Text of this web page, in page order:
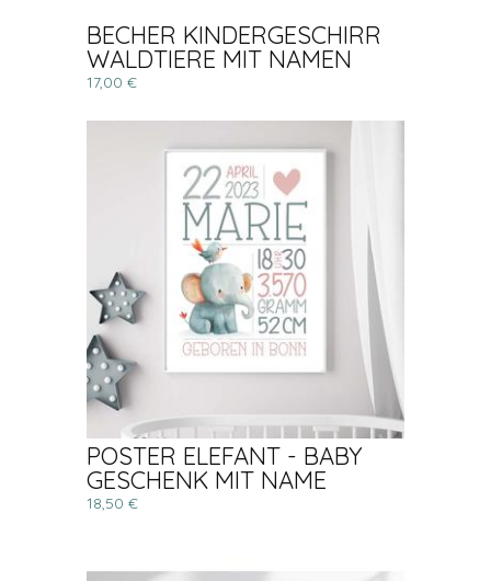
BECHER KINDERGESCHIRR
WALDTIERE MIT NAMEN
17,00 €
POSTER ELEFANT - BABY
GESCHENK MIT NAME
18,50 €